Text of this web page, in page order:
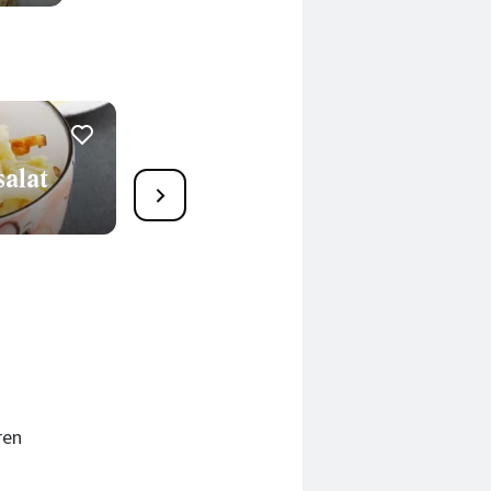
3
Soba-Nudelsalat
»Pomodori Crudi«